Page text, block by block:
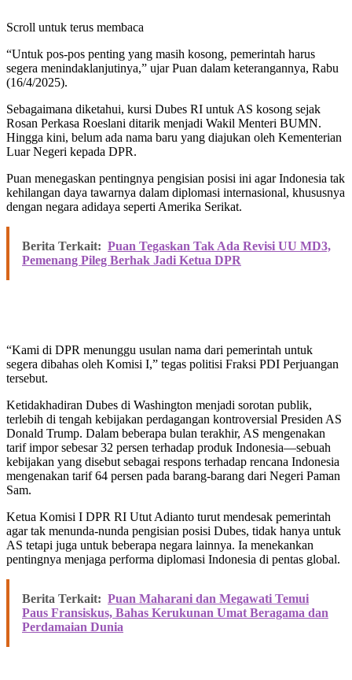
Scroll untuk terus membaca
“Untuk pos-pos penting yang masih kosong, pemerintah harus
segera menindaklanjutinya,” ujar Puan dalam keterangannya, Rabu
(16/4/2025).
Sebagaimana diketahui, kursi Dubes RI untuk AS kosong sejak
Rosan Perkasa Roeslani ditarik menjadi Wakil Menteri BUMN.
Hingga kini, belum ada nama baru yang diajukan oleh Kementerian
Luar Negeri kepada DPR.
Puan menegaskan pentingnya pengisian posisi ini agar Indonesia tak
kehilangan daya tawarnya dalam diplomasi internasional, khususnya
dengan negara adidaya seperti Amerika Serikat.
Berita Terkait: Puan Tegaskan Tak Ada Revisi UU MD3,
Pemenang Pileg Berhak Jadi Ketua DPR
“Kami di DPR menunggu usulan nama dari pemerintah untuk
segera dibahas oleh Komisi I,” tegas politisi Fraksi PDI Perjuangan
tersebut.
Ketidakhadiran Dubes di Washington menjadi sorotan publik,
terlebih di tengah kebijakan perdagangan kontroversial Presiden AS
Donald Trump. Dalam beberapa bulan terakhir, AS mengenakan
tarif impor sebesar 32 persen terhadap produk Indonesia—sebuah
kebijakan yang disebut sebagai respons terhadap rencana Indonesia
mengenakan tarif 64 persen pada barang-barang dari Negeri Paman
Sam.
Ketua Komisi I DPR RI Utut Adianto turut mendesak pemerintah
agar tak menunda-nunda pengisian posisi Dubes, tidak hanya untuk
AS tetapi juga untuk beberapa negara lainnya. Ia menekankan
pentingnya menjaga performa diplomasi Indonesia di pentas global.
Berita Terkait: Puan Maharani dan Megawati Temui
Paus Fransiskus, Bahas Kerukunan Umat Beragama dan
Perdamaian Dunia